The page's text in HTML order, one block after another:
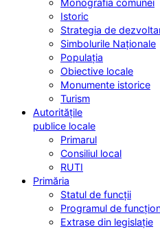
Monografia comunei
Istoric
Strategia de
Simbolurile Naționale
Populația
Obiective locale
Monumente istorice
Turism
Autoritățile
publice locale
Primarul
Consiliul local
RUTI
Primăria
Statul de funcții
Programul de
Extrase din legislație